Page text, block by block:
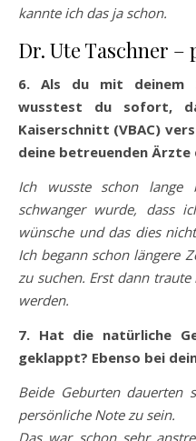
kannte ich das ja schon.
Dr. Ute Taschner –
6. Als du mit deinem
wusstest du sofort,
Kaiserschnitt (VBAC)
deine betreuenden
Ich wusste schon
schwanger wurde, dass
wünsche und das dies
Ich begann schon längere
zu suchen. Erst dann
werden.
7. Hat die natürliche
geklappt? Ebenso bei
Beide Geburten dauerten
persönliche Note zu sein.
Das war schon sehr